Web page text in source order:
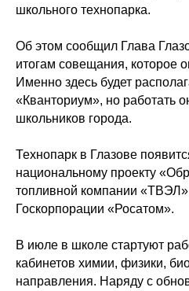
школьного технопарка.
Об этом сообщил Глава
итогам совещания, которое
Именно здесь будет
«Кванториум», но работать
школьников города.
Технопарк в Глазове
национальному проекту
топливной компании «ТВЭЛ»
Госкорпорации «Росатом».
В июле в школе стартуют
кабинетов химии, физики,
направления. Наряду с